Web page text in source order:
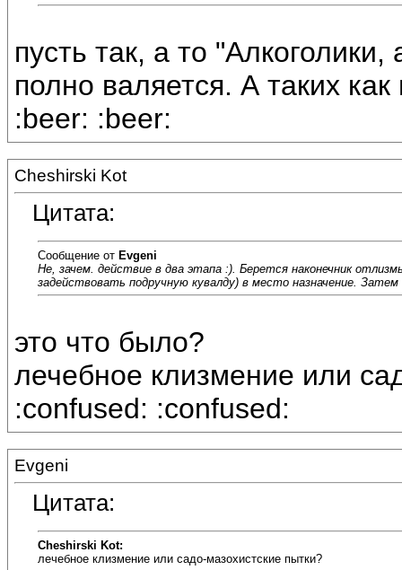
пусть так, а то
полно валяется. А таких
:beer: :beer:
Cheshirski Kot
Цитата:
Сообщение от Evgeni
Не, зачем. действие в два этапа :). Берется наконечник
задействовать подручную кувалду) в место назначение.
это что было?
лечебное клизмение или
:confused: :confused:
Evgeni
Цитата:
Cheshirski Kot:
лечебное клизмение или садо-мазохистские пытки?